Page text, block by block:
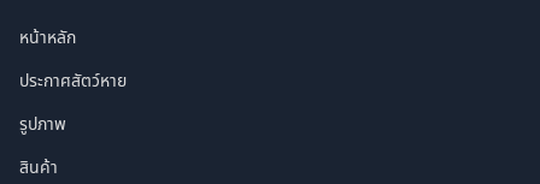
หน้าหลัก
ประกาศสัตว์หาย
รูปภาพ
สินค้า